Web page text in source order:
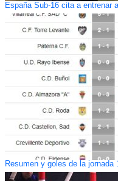
España Sub-16 cita a entrenar
Resumen y goles de la jornada